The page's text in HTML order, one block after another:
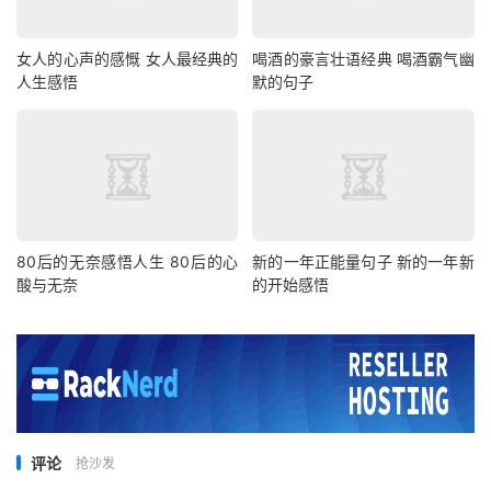
女人的心声的感慨 女人最经典的
人生感悟
喝酒的豪言壮语经典 喝酒霸气幽
默的句子
80后的无奈感悟人生 80后的心
酸与无奈
新的一年正能量句子 新的一年新
的开始感悟
评论 抢沙发